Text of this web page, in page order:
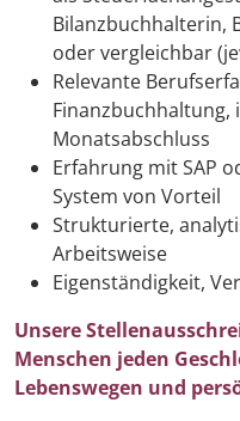
Bilanzbuchhalterin,
oder vergleichbar
Relevante
Finanzbuchhaltung,
Monatsabschluss
Erfahrung mit SAP
System von Vorteil
Strukturierte,
Arbeitsweise
Eigenständigkeit,
Unsere
Menschen jeden
Lebenswegen und